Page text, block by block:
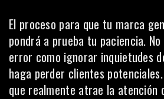
El proceso para que tu marca
pondrá a prueba tu paciencia.
error como ignorar inquietudes
haga perder clientes
que realmente atrae la atención